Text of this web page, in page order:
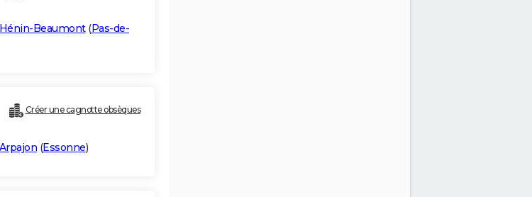
Hénin-Beaumont(Pas-de-
Créer une cagnotte obsèques
Arpajon (Essonne)